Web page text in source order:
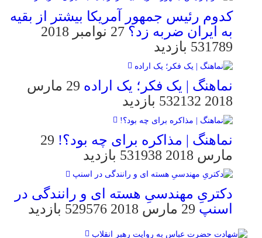
کدوم رئیس جمهور آمریکا بیشتر از بقیه
به ایران ضربه زد؟ 27 نوامبر 2018
531789 بازدید
نماهنگ | یک فکر؛ یک اراده
29 مارس
2018 532132 بازدید
نماهنگ | مذاکره برای چه بود؟! 29
مارس 2018
531938 بازدید
دکتریِ مهندسیِ هسته ای و رانندگی در
اسنپ 29 مارس 2018 529576 بازدید